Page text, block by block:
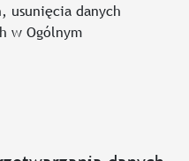
usunięcia danych
w Ogólnym